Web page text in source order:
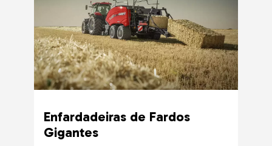
Enfardadeiras de Fardos
Gigantes